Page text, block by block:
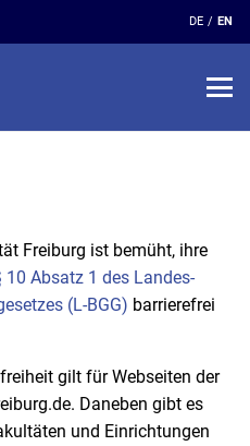
DE EN
Freiburg ist bemüht, ihre
10 Absatz 1 des Landes-
(L-BGG) barrierefrei
gilt für Webseiten der
Daneben gibt es
und Einrichtungen